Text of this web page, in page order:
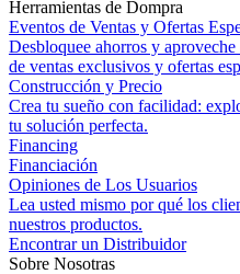
Herramientas de Dompra
Eventos de Ventas y Ofertas
Desbloquee ahorros y
de ventas exclusivos y ofertas
Construcción y Precio
Crea tu sueño con facilidad:
tu solución perfecta.
Financing
Financiación
Opiniones de Los Usuarios
Lea usted mismo por qué los
nuestros productos.
Encontrar un Distribuidor
Sobre Nosotras